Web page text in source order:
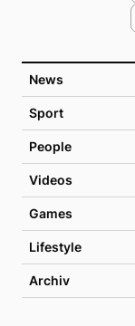
News
Sport
People
Videos
Games
Lifestyle
Archiv